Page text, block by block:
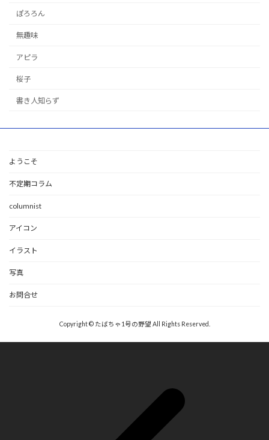
ぽろろん
無趣味
アピラ
桜子
書き人知らず
ようこそ
不定期コラム
columnist
アイコン
イラスト
写真
お問合せ
Copyright © たばちゃ1号の野望 All Rights Reserved.